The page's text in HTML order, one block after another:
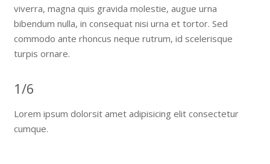
viverra, magna quis gravida molestie, augue urna
bibendum nulla, in consequat nisi urna et tortor. Sed
commodo ante rhoncus neque rutrum, id scelerisque
turpis ornare.
1/6
Lorem ipsum dolorsit amet adipisicing elit consectetur
cumque.